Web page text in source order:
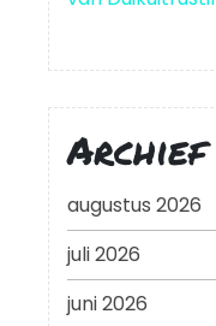
Archief
augustus 2026
juli 2026
juni 2026